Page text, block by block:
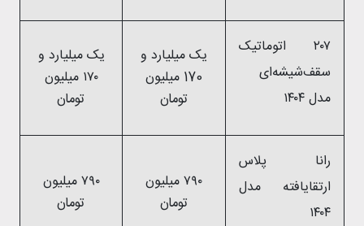
۲۰۷ اتوماتیک
سقف‌شیشه‌ای
مدل ۱۴۰۴
یک میلیارد و
170 میلیون
تومان
یک میلیارد و
۱۷۰ میلیون
تومان
رانا پلاس
ارتقایافته مدل
۱۴۰۴
۷۹۰ میلیون
تومان
۷۹۰ میلیون
تومان